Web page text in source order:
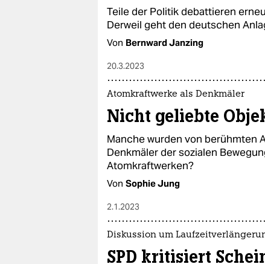
Teile der Politik debattieren
Derweil geht den deutschen
Von Bernward Janzing
20.3.2023
Atomkraftwerke als Denkmäler
Nicht geliebte
Manche wurden von berühmten
Denkmäler der sozialen
Atomkraftwerken?
Von Sophie Jung
2.1.2023
Diskussion um
SPD kritisiert